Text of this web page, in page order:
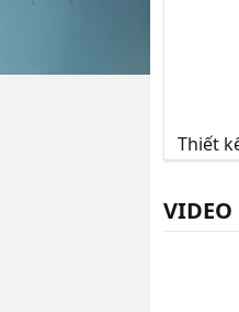
Thiết